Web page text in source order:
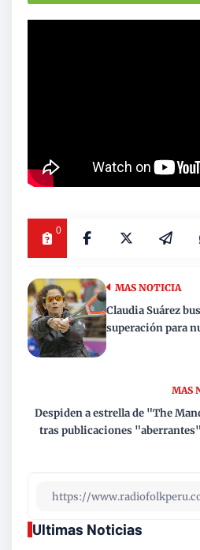
0
MAS
Despiden a estrella de "The
tras publicaciones
MAS NOTICIA
Claudia Suárez
superación para
Ultimas Noticias